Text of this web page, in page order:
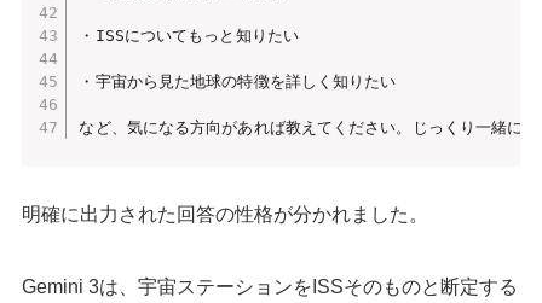
・ISSについてもっと知りたい
・宇宙から見た地球の特徴を詳しく知りたい
など、気になる方向があれば教えてください。じっくり一緒に
明確に出力された回答の性格が分かれました。
Gemini 3は、宇宙ステーションをISSそのものと断定する